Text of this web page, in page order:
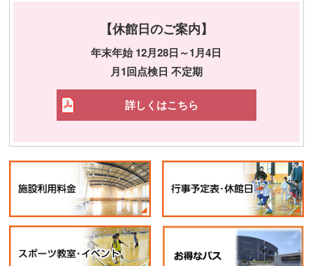
【休館日のご案内】
年末年始 12月28日～1月4日
月1回点検日 不定期
詳しくはこちら